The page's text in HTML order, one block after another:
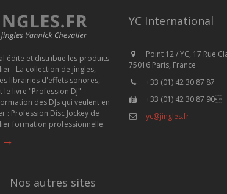
édite et distribue les produits
: La collection de jingles,
librairies d'effets sonores,
le livre "Profession DJ"
des DJs qui veulent en
: Profession Disc Jockey de
formation professionnelle.
YC International
Point 12 / YC, 17 Rue
75016 Paris, France
+33 (01) 42 30 87 87
+33 (01) 42 30 87 90
yc@jingles.fr
Nos autres sites